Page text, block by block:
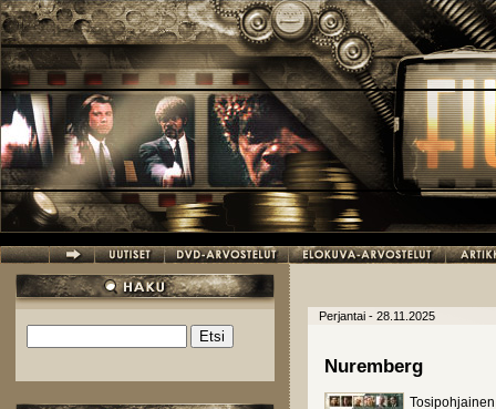
Hyppää pääsisältöön
Hakulomake
Perjantai - 28.11.2025
Nuremberg